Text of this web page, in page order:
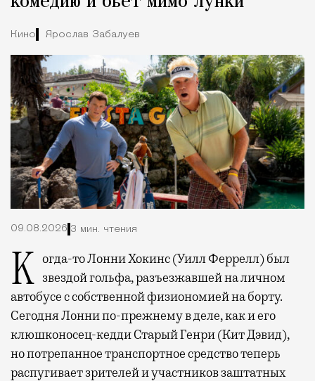
Кино Ярослав Забалуев
09.08.2026 3 мин. чтения
Когда-то Лонни Хокинс (Уилл Феррелл) был звездой гольфа, разъезжавшей на личном
автобусе с собственной физиономией на борту.
Сегодня Лонни по-прежнему в деле, как и его
клюшконосец-кедди Старый Генри (Кит Дэвид),
но потрепанное транспортное средство теперь
распугивает зрителей и участников заштатных